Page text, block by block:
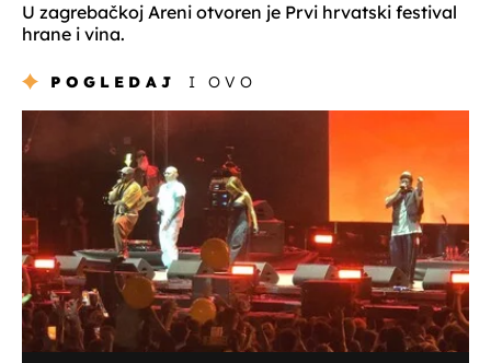
U zagrebačkoj Areni otvoren je Prvi hrvatski festival
hrane i vina.
POGLEDAJ I OVO